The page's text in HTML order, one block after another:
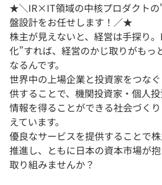
★＼IR×IT領域の中核プロダクト
盤設計をお任せします！／★
株主が見えないと、経営は手探り
化”すれば、経営のかじ取りがもっ
なるんです。
世界中の上場企業と投資家をつな
供することで、機関投資家・個人
情報を得ることができる社会づく
えています。
優良なサービスを提供することで
推進し、ともに日本の資本市場が
取り組みませんか？